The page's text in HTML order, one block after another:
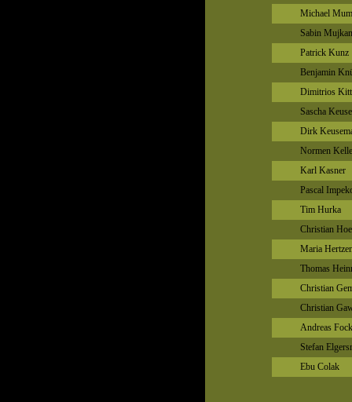
Michael
Sabin
Patrick Kunz
Benjamin
Dimitrios
Sascha
Dirk
Normen
Karl Kasner
Pascal
Tim Hurka
Christian
Maria
Thomas
Christian
Christian
Andreas
Stefan
Ebu Colak